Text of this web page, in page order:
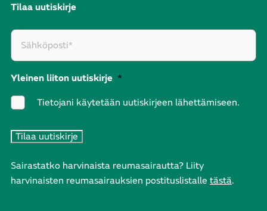
Tilaa uutiskirje
Yleinen liiton uutiskirje *
Tietojani käytetään uutiskirjeen lähettämiseen.
Sairastatko harvinaista reumasairautta? Liity
harvinaisten reumasairauksien postituslistalle tästä.